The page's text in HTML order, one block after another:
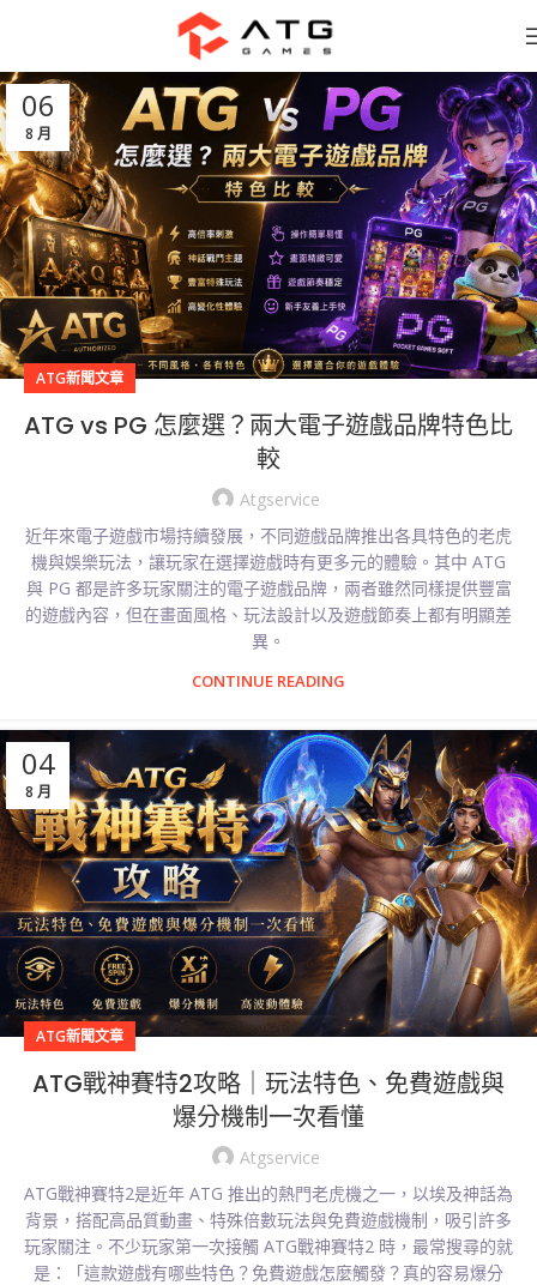
06
8 月
ATG新聞文章
ATG vs PG 怎麼選？兩大電子遊戲品牌特色比
較
Atgservice
近年來電子遊戲市場持續發展，不同遊戲品牌推出各具特色的老虎
機與娛樂玩法，讓玩家在選擇遊戲時有更多元的體驗。其中 ATG
與 PG 都是許多玩家關注的電子遊戲品牌，兩者雖然同樣提供豐富
的遊戲內容，但在畫面風格、玩法設計以及遊戲節奏上都有明顯差
異。
CONTINUE READING
04
8 月
ATG新聞文章
ATG戰神賽特2攻略｜玩法特色、免費遊戲與
爆分機制一次看懂
Atgservice
ATG戰神賽特2是近年 ATG 推出的熱門老虎機之一，以埃及神話為
背景，搭配高品質動畫、特殊倍數玩法與免費遊戲機制，吸引許多
玩家關注。不少玩家第一次接觸 ATG戰神賽特2 時，最常搜尋的就
是：「這款遊戲有哪些特色？免費遊戲怎麼觸發？真的容易爆分